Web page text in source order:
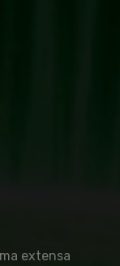
extensa